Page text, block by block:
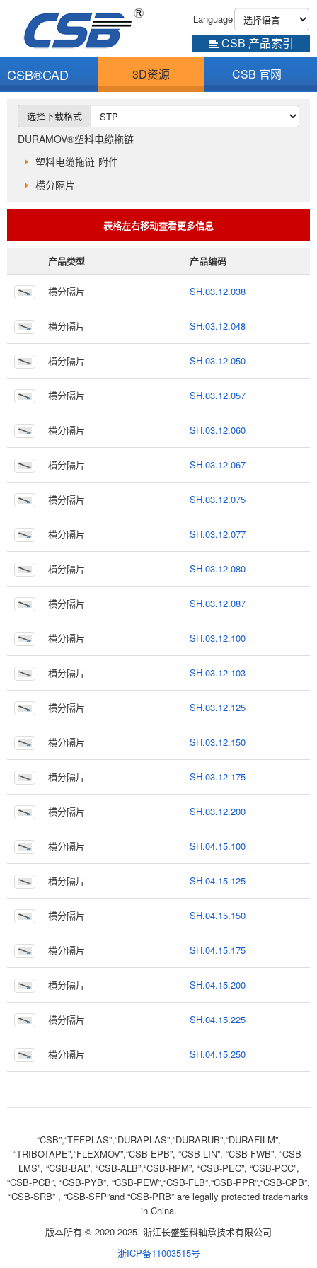
Language
CSB 产品索引
CSB®CAD 3D资源 CSB 官网
选择下载格式
DURAMOV®塑料电缆拖链
塑料电缆拖链-附件
横分隔片
表格左右移动查看更多信息
产品类型 产品编码
横分隔片 SH.03.12.038
横分隔片 SH.03.12.048
横分隔片 SH.03.12.050
横分隔片 SH.03.12.057
横分隔片 SH.03.12.060
横分隔片 SH.03.12.067
横分隔片 SH.03.12.075
横分隔片 SH.03.12.077
横分隔片 SH.03.12.080
横分隔片 SH.03.12.087
横分隔片 SH.03.12.100
横分隔片 SH.03.12.103
横分隔片 SH.03.12.125
横分隔片 SH.03.12.150
横分隔片 SH.03.12.175
横分隔片 SH.03.12.200
横分隔片 SH.04.15.100
横分隔片 SH.04.15.125
横分隔片 SH.04.15.150
横分隔片 SH.04.15.175
横分隔片 SH.04.15.200
横分隔片 SH.04.15.225
横分隔片 SH.04.15.250
“CSB”,“TEFPLAS”,“DURAPLAS”,“DURARUB”,“DURAFILM”,
“TRIBOTAPE”,“FLEXMOV”,“CSB-EPB”, “CSB-LIN”, “CSB-FWB”, “CSB-
LMS”, “CSB-BAL”, “CSB-ALB”,“CSB-RPM”, “CSB-PEC”, “CSB-PCC”,
“CSB-PCB”, “CSB-PYB”, “CSB-PEW”,“CSB-FLB”,“CSB-PPR”,“CSB-CPB”,
“CSB-SRB” , “CSB-SFP”and “CSB-PRB” are legally protected trademarks
in China.
版本所有 © 2020-2025 浙江长盛塑料轴承技术有限公司
浙ICP备11003515号